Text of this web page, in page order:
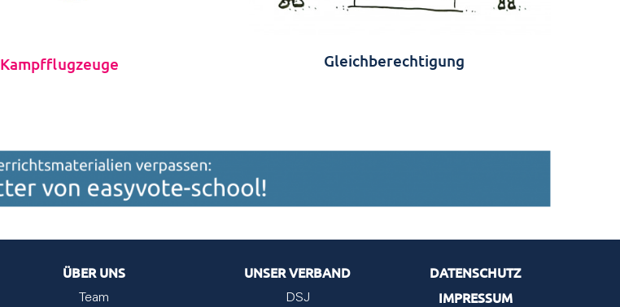
Kampfflugzeuge Gleichberechtigung
ÜBER UNS
Team
UNSER VERBAND
DSJ
DATENSCHUTZ
IMPRESSUM